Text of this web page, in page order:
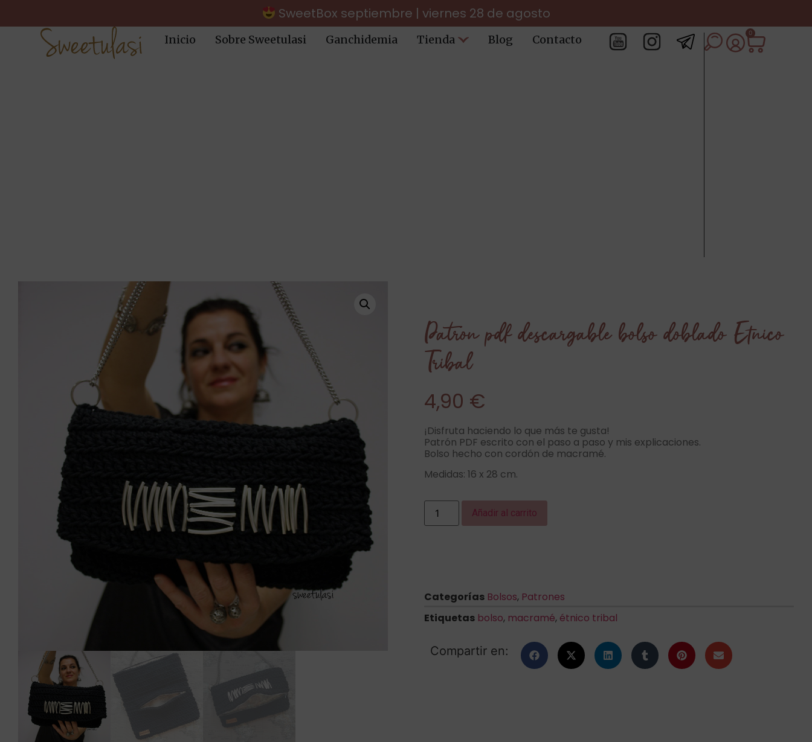
SweetBox septiembre | viernes 28 de agosto
Inicio Sobre Sweetulasi Ganchidemia Tienda Blog Contacto 0
Patron pdf descargable bolso doblado Etnico
Tribal
4,90 €
¡Disfruta haciendo lo que más te gusta!
Patrón PDF escrito con el paso a paso y mis explicaciones.
Bolso hecho con cordón de macramé.
Medidas: 16 x 28 cm.
Añadir al carrito
Categorías Bolsos, Patrones
Etiquetas bolso, macramé, étnico tribal
Compartir en: